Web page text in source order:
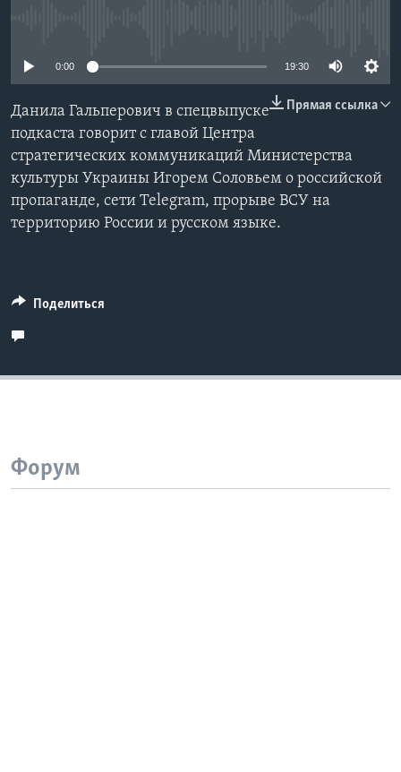
Языки
0:00 19:30
Прямая ссылка
Данила Гальперович в спецвыпуске
подкаста говорит с главой Центра
стратегических коммуникаций Министерства
культуры Украины Игорем Соловьем о российской
пропаганде, сети Telegram, прорыве ВСУ на
территорию России и русском языке.
Поделиться
Форум